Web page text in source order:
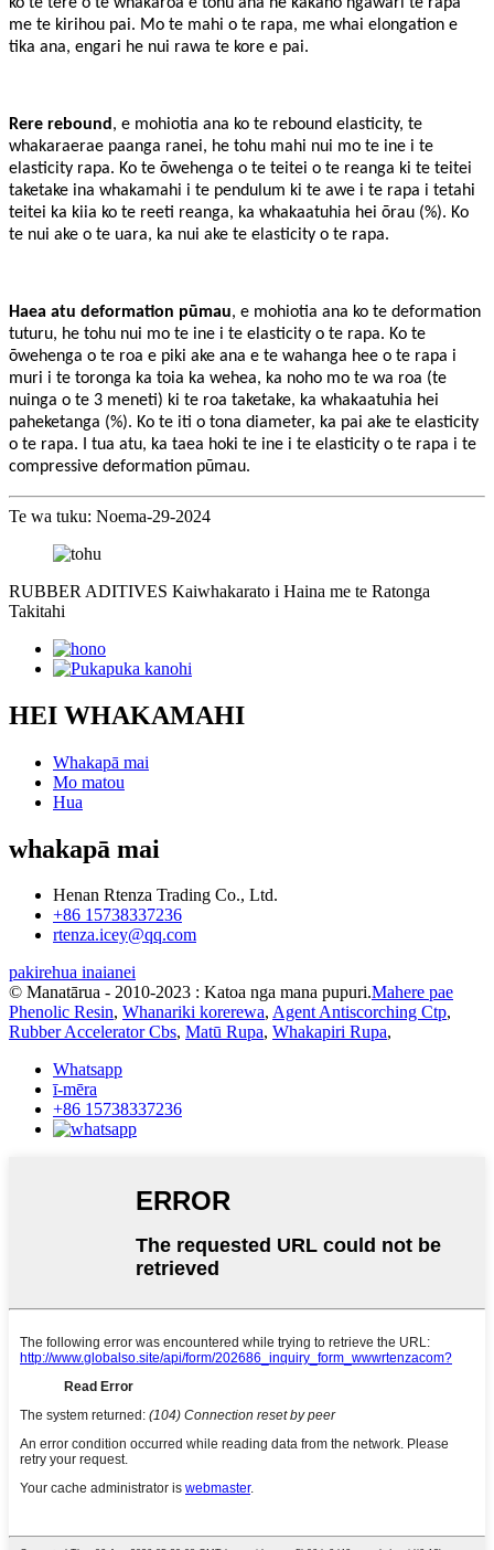
me te kirihou pai. Mo te mahi o te rapa, me whai elongation e
tika ana, engari he nui rawa te kore e pai.
Rere rebound , e mohiotia ana ko te rebound elasticity, te
whakaraerae paanga ranei, he tohu mahi nui mo te ine i te
elasticity rapa. Ko te ōwehenga o te teitei o te reanga ki te teitei
taketake ina whakamahi i te pendulum ki te awe i te rapa i tetahi
teitei ka kiia ko te reeti reanga, ka whakaatuhia hei ōrau (%). Ko
te nui ake o te uara, ka nui ake te elasticity o te rapa.
Haea atu deformation pūmau, e mohiotia ana ko te deformation
tuturu, he tohu nui mo te ine i te elasticity o te rapa. Ko te
ōwehenga o te roa e piki ake ana e te wahanga hee o te rapa i
muri i te toronga ka toia ka wehea, ka noho mo te wa roa (te
nuinga o te 3 meneti) ki te roa taketake, ka whakaatuhia hei
paheketanga (%). Ko te iti o tona diameter, ka pai ake te elasticity
o te rapa. I tua atu, ka taea hoki te ine i te elasticity o te rapa i te
compressive deformation pūmau.
Te wa tuku: Noema-29-2024
RUBBER ADITIVES Kaiwhakarato i Haina me te Ratonga
Takitahi
HEI WHAKAMAHI
Whakapā mai
Mo matou
Hua
whakapā mai
Henan Rtenza Trading Co., Ltd.
+86 15738337236
rtenza.icey@qq.com
pakirehua inaianei
© Manatārua - 2010-2023 : Katoa nga mana pupuri.Mahere pae
Phenolic Resin, Whanariki korerewa, Agent Antiscorching Ctp,
Rubber Accelerator Cbs, Matū Rupa, Whakapiri Rupa,
Whatsapp
ī-mēra
+86 15738337236